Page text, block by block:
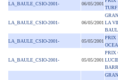
LA_BAULE_CSIO-2001- 06/05/2001
TURF
LA_BAULE_CSIO-2001- 06/05/2001 LA
LA_BAULE_CSIO-2001- 05/05/2001
PRIX
LA_BAULE_CSIO-2001- 05/05/2001
PRIX